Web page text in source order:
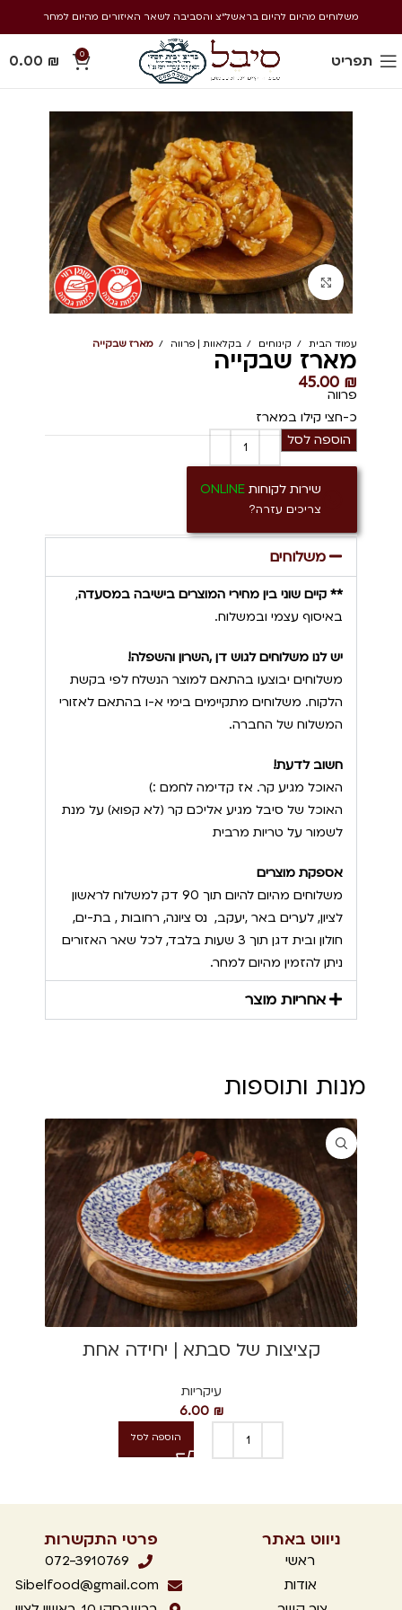
משלוחים מהיום להיום בראשל״צ והסביבה לשאר האיזורים מהיום למחר
תפריט 0
0.00 ₪
Click to enlarge
עמוד הבית קינוחים בקלאוות | פרווה מארז שבקייה
מארז שבקייה
45.00 ₪
פרווה
כ-חצי קילו במארז
הוספה לסל
שירות לקוחות ONLINE
צריכים עזרה?
משלוחים
** קיים שוני בין מחירי המוצרים בישיבה במסעדה,
באיסוף עצמי ובמשלוח.
יש לנו משלוחים לגוש דן ,השרון והשפלה!
משלוחים יבוצעו בהתאם למוצר הנשלח לפי בקשת
הלקוח. משלוחים מתקיימים בימי א-ו בהתאם לאזורי
המשלוח של החברה.
חשוב לדעת!
האוכל מגיע קר. אז קדימה לחמם :)
האוכל של סיבל מגיע אליכם קר (לא קפוא) על מנת
לשמור על טריות מרבית
אספקת מוצרים
משלוחים מהיום להיום תוך 90 דק למשלוח לראשון
לציון, לערים באר ,יעקב, נס ציונה, רחובות , בת-ים,
חולון ובית דגן תוך 3 שעות בלבד, לכל שאר האזורים
ניתן להזמין מהיום למחר.
אחריות מוצר
מנות ותוספות
קציצות של סבתא | יחידה אחת
עיקריות
6.00 ₪
הוספה לסל
ניווט באתר
ראשי
אודות
פרטי התקשרות
072-3910769
Sibelfood@gmail.com